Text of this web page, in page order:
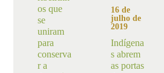
os que
se
uniram
para
conserva
r a
16 de
julho de
2019
Indígena
s abrem
as portas